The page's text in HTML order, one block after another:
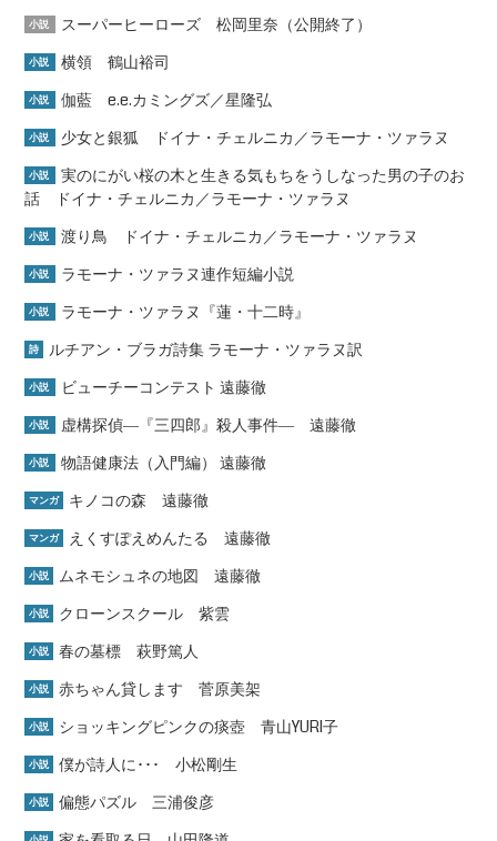
小説 スーパーヒーローズ 松岡里奈（公開終了）
小説 横領 鶴山裕司
小説 伽藍 e.e.カミングズ／星隆弘
小説 少女と銀狐 ドイナ・チェルニカ／ラモーナ・ツァラヌ
小説
実のにがい桜の木と生きる気もちをうしなった男の子のお
話 ドイナ・チェルニカ／ラモーナ・ツァラヌ
小説 渡り鳥 ドイナ・チェルニカ／ラモーナ・ツァラヌ
小説 ラモーナ・ツァラヌ連作短編小説
小説 ラモーナ・ツァラヌ『蓮・十二時』
詩 ルチアン・ブラガ詩集 ラモーナ・ツァラヌ訳
小説 ビューチーコンテスト 遠藤徹
小説 虚構探偵―『三四郎』殺人事件― 遠藤徹
小説 物語健康法（入門編） 遠藤徹
マンガ キノコの森 遠藤徹
マンガ えくすぽえめんたる 遠藤徹
小説 ムネモシュネの地図 遠藤徹
小説 クローンスクール 紫雲
小説 春の墓標 萩野篤人
小説 赤ちゃん貸します 菅原美架
小説 ショッキングピンクの痰壺 青山YURI子
小説 僕が詩人に･･･ 小松剛生
小説 偏態パズル 三浦俊彦